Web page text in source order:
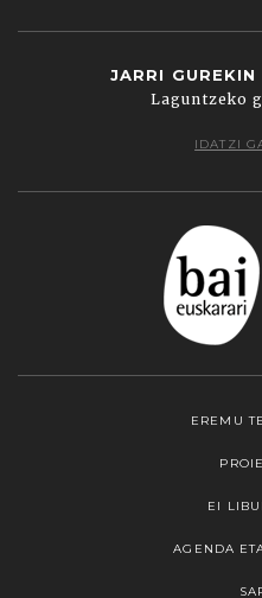
JARRI GUREKIN
Laguntzeko
IDATZI
EREMU
EI
AGENDA